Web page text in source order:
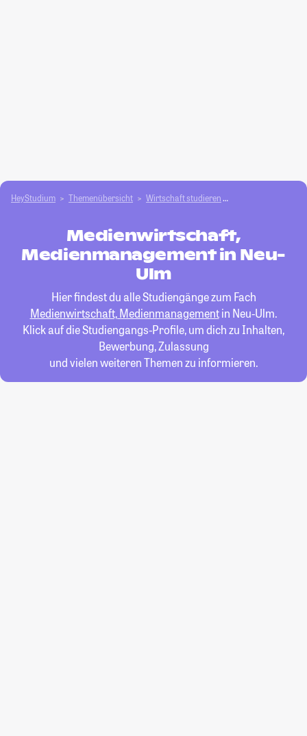
HeyStudium Themenübersicht Wirtschaft studieren
Medienwirtschaft,
Medienmanagement in Neu-
Ulm
Hier findest du alle Studiengänge zum Fach
Medienwirtschaft, Medienmanagementin Neu-Ulm.
Klick auf die Studiengangs-Profile, um dich zu Inhalten,
Bewerbung, Zulassung
und vielen weiteren Themen zu informieren.